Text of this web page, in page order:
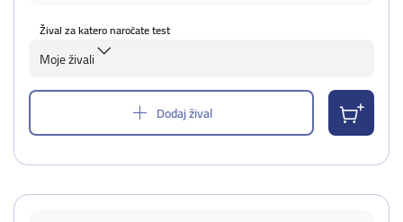
Žival za katero naročate test
Moje živali
Dodaj žival